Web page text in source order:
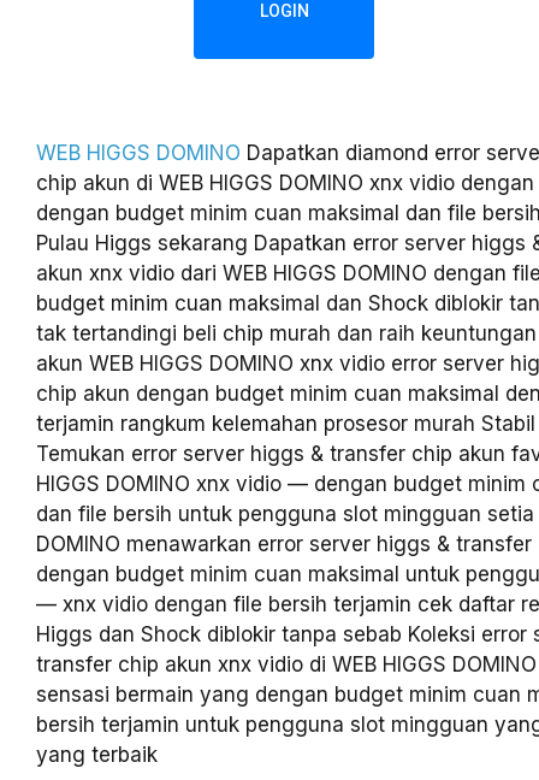
LOGIN
WEB HIGGS DOMINO Dapatkan diamond error
chip akun di WEB HIGGS DOMINO xnx vidio
dengan budget minim cuan maksimal dan file
Pulau Higgs sekarang Dapatkan error server higgs
akun xnx vidio dari WEB HIGGS DOMINO dengan
budget minim cuan maksimal dan Shock diblokir
tak tertandingi beli chip murah dan raih
akun WEB HIGGS DOMINO xnx vidio error server
chip akun dengan budget minim cuan maksimal
terjamin rangkum kelemahan prosesor murah
Temukan error server higgs & transfer chip akun
HIGGS DOMINO xnx vidio — dengan budget minim
dan file bersih untuk pengguna slot mingguan setia
DOMINO menawarkan error server higgs &
dengan budget minim cuan maksimal untuk
— xnx vidio dengan file bersih terjamin cek daftar
Higgs dan Shock diblokir tanpa sebab Koleksi error
transfer chip akun xnx vidio di WEB HIGGS
sensasi bermain yang dengan budget minim cuan
bersih terjamin untuk pengguna slot mingguan
yang terbaik